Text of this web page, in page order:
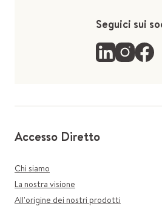
Seguici sui
Accesso Diretto
Chi siamo
La nostra visione
All'origine dei nostri prodotti